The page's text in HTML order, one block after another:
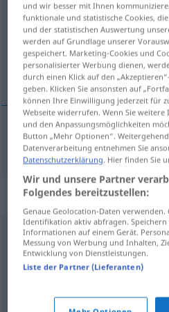
Übersicht aller
(Für mehr Details die Übersetzung
en önemli şey
enönemlişey(odnokta)
Synonyme für
wenigstens,immerhin (ugs.)
und wir besser mit Ihnen
funktionale und statistische Cookies,
und der statistischen Auswertung
werden auf Grundlage unserer
gespeichert. Marketing-Cookies und
personalisierter Werbung dienen,
durch einen Klick auf den
geben. Klicken Sie ansonsten auf
können Ihre Einwilligung jederzeit für
Webseite widerrufen. Wenn Sie
und den Anpassungsmöglichkeiten
Button „Mehr Optionen“.
Datenverarbeitung entnehmen Sie
Datenschutzerklärung. Hier finden Sie
Wir und unsere Partner
Folgendes bereitzustellen:
Genaue Geolocation-Daten
Identifikation aktiv abfragen.
Informationen auf einem Gerät.
Messung von Werbung und Inhalten,
Entwicklung von Dienstleistungen.
Liste der Partner (Lieferanten)